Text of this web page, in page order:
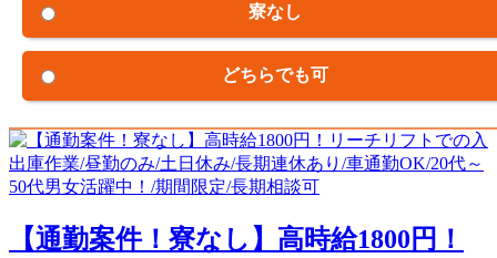
寮なし
どちらでも可
【通勤案件！寮なし】高時給1800円！